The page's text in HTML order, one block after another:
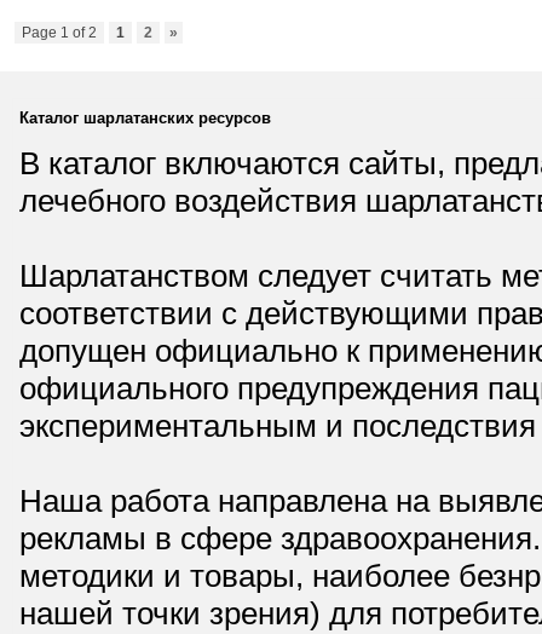
Page 1 of 2 1 2 »
Каталог шарлатанских ресурсов
В каталог включаются сайты,
лечебного воздействия
Шарлатанством следует считать
соответствии с действующими
допущен официально к
официального предупреждения
экспериментальным и
Наша работа направлена на
рекламы в сфере
методики и товары, наиболее
нашей точки зрения) для